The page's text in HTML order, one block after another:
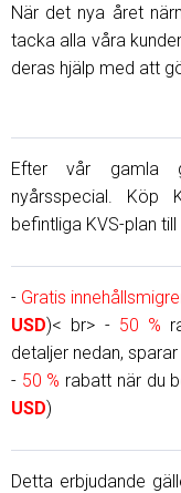
När det nya året
tacka alla våra
deras hjälp med att
Efter vår gamla
nyårsspecial. Köp
befintliga KVS-plan till
- Gratis
USD)< br> - 50 %
detaljer nedan, sparar
- 50 % rabatt när du
USD)
Detta erbjudande